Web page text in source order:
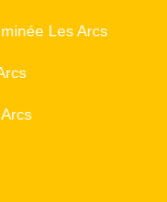
Les Arcs